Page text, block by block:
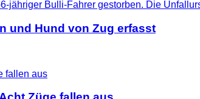
und Hund von Zug erfasst